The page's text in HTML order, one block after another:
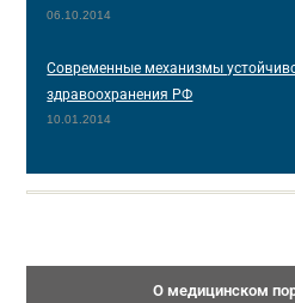
06.10.2014
Современные механизмы
здравоохранения РФ
10.01.2014
О медицинском